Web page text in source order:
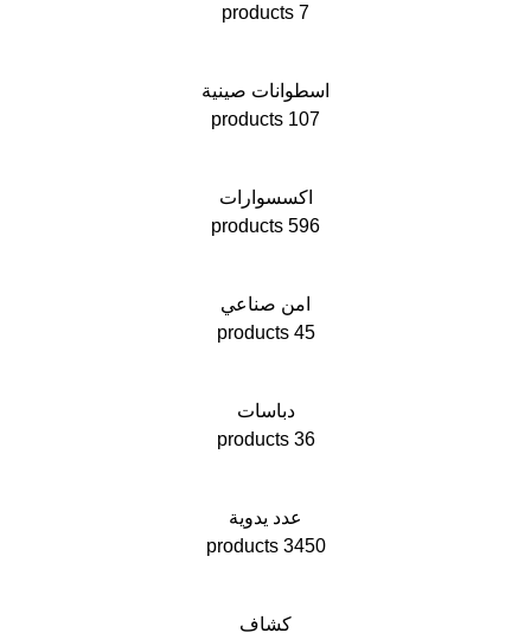
7 products
اسطوانات صينية
107 products
اكسسوارات
596 products
امن صناعي
45 products
دباسات
36 products
عدد يدوية
3450 products
كشاف